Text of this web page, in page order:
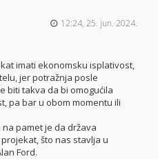
12:24, 25. jun. 2024.
imati ekonomsku isplativost,
jer potražnja posle
biti takva da bi omogućila
pa bar u obom momentu ili
pamet je da država
što nas stavlja u
Ford.